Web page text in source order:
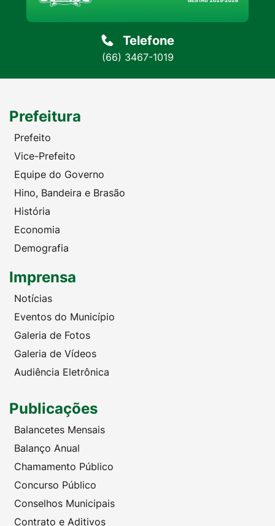
Telefone
(66) 3467-1019
Prefeitura
Prefeito
Vice-Prefeito
Equipe do Governo
Hino, Bandeira e Brasão
História
Economia
Demografia
Imprensa
Notícias
Eventos do Município
Galeria de Fotos
Galeria de Vídeos
Audiência Eletrônica
Publicações
Balancetes Mensais
Balanço Anual
Chamamento Público
Concurso Público
Conselhos Municipais
Contrato e Aditivos